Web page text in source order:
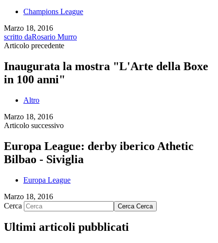
Champions League
Marzo 18, 2016
scritto daRosario Murro
Articolo precedente
Inaugurata la mostra "L'Arte della Boxe
in 100 anni"
Altro
Marzo 18, 2016
Articolo successivo
Europa League: derby iberico Athetic
Bilbao - Siviglia
Europa League
Marzo 18, 2016
Cerca
Cerca Cerca
Ultimi articoli pubblicati